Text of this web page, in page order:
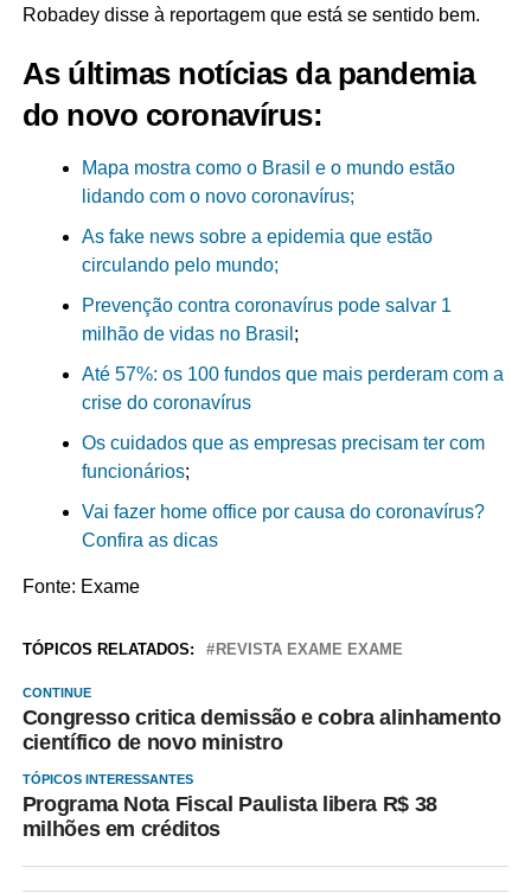
Robadey disse à reportagem que está se sentido bem.
As últimas notícias da pandemia
do novo coronavírus:
Mapa mostra como o Brasil e o mundo estão
lidando com o novo coronavírus;
As fake news sobre a epidemia que estão
circulando pelo mundo;
Prevenção contra coronavírus pode salvar 1
milhão de vidas no Brasil ;
Até 57%: os 100 fundos que mais perderam com a
crise do coronavírus
Os cuidados que as empresas precisam ter com
funcionários;
Vai fazer home office por causa do coronavírus?
Confira as dicas
Fonte: Exame
TÓPICOS RELATADOS: REVISTA EXAME EXAME
CONTINUE
Congresso critica demissão e cobra alinhamento
científico de novo ministro
TÓPICOS INTERESSANTES
Programa Nota Fiscal Paulista libera R$ 38
milhões em créditos